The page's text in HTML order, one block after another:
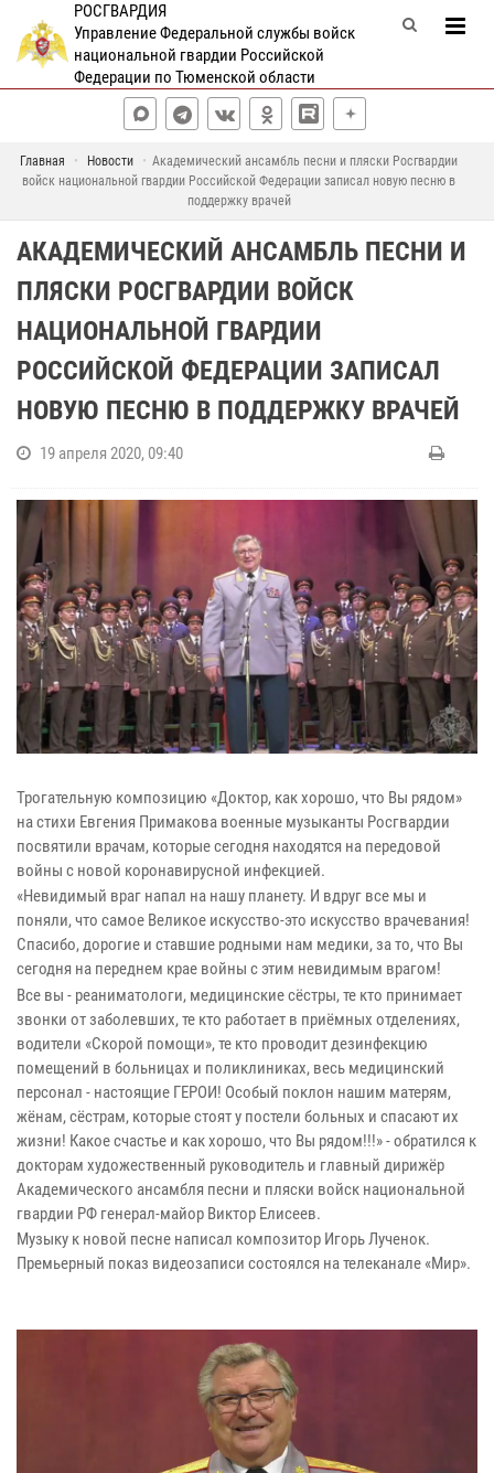
РОСГВАРДИЯ
Управление Федеральной службы войск
национальной гвардии Российской
Федерации по Тюменской области
Главная Новости
Академический ансамбль песни и пляски Росгвардии
войск национальной гвардии Российской Федерации записал новую песню в
поддержку врачей
АКАДЕМИЧЕСКИЙ АНСАМБЛЬ ПЕСНИ И
ПЛЯСКИ РОСГВАРДИИ ВОЙСК
НАЦИОНАЛЬНОЙ ГВАРДИИ
РОССИЙСКОЙ ФЕДЕРАЦИИ ЗАПИСАЛ
НОВУЮ ПЕСНЮ В ПОДДЕРЖКУ ВРАЧЕЙ
19 апреля 2020, 09:40
Трогательную композицию «Доктор, как хорошо, что Вы рядом»
на стихи Евгения Примакова военные музыканты Росгвардии
посвятили врачам, которые сегодня находятся на передовой
войны с новой коронавирусной инфекцией.
«Невидимый враг напал на нашу планету. И вдруг все мы и
поняли, что самое Великое искусство-это искусство врачевания!
Спасибо, дорогие и ставшие родными нам медики, за то, что Вы
сегодня на переднем крае войны с этим невидимым врагом!
Все вы - реаниматологи, медицинские сёстры, те кто принимает
звонки от заболевших, те кто работает в приёмных отделениях,
водители «Скорой помощи», те кто проводит дезинфекцию
помещений в больницах и поликлиниках, весь медицинский
персонал - настоящие ГЕРОИ! Особый поклон нашим матерям,
жёнам, сёстрам, которые стоят у постели больных и спасают их
жизни! Какое счастье и как хорошо, что Вы рядом!!!» - обратился к
докторам художественный руководитель и главный дирижёр
Академического ансамбля песни и пляски войск национальной
гвардии РФ генерал-майор Виктор Елисеев.
Музыку к новой песне написал композитор Игорь Лученок.
Премьерный показ видеозаписи состоялся на телеканале «Мир».